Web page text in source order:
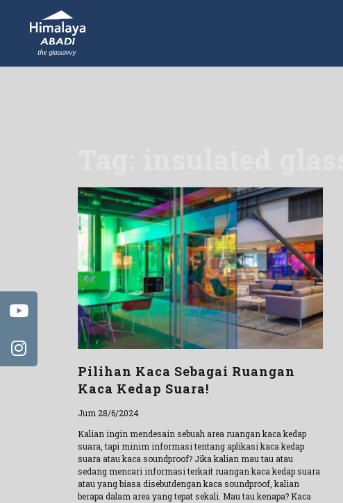
Pilihan Kaca Sebagai Ruangan
Kaca Kedap Suara!
Jum 28/6/2024
Kalian ingin mendesain sebuah area ruangan kaca kedap
suara, tapi minim informasi tentang aplikasi kaca kedap
suara atau kaca soundproof? Jika kalian mau tau atau
sedang mencari informasi terkait ruangan kaca kedap suara
atau yang biasa disebutdengan kaca soundproof, kalian
berapa dalam area yang tepat sekali. Mau tau kenapa? Kaca